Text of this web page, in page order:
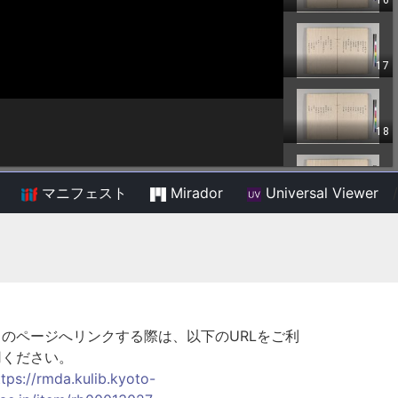
マニフェスト Mirador Universal Viewer
ページへリンクする際は、以下のURLをご利
ださい。
rmda.kulib.kyoto-